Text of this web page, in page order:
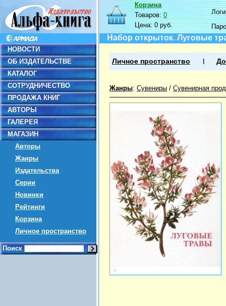
НОВОСТИ
ОБ ИЗДАТЕЛЬСТВЕ
КАТАЛОГ
СОТРУДНИЧЕСТВО
ПРОДАЖА КНИГ
АВТОРЫ
ГАЛЕРЕЯ
МАГАЗИН
Авторы
Жанры
Издательства
Серии
Новинки
Рейтинги
Корзина
Личное пространство
Поиск
Корзина
Товаров:0
Цена:0 руб.
Набор открыток. Луговые
Личное пространство
Жанры: Сувениры / Сувенирная